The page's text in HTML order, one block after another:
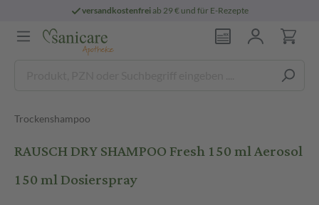
versandkostenfreiab 29 € und für E-Rezepte
Trockenshampoo
RAUSCH DRY SHAMPOO Fresh 150 ml Aerosol
150 ml Dosierspray